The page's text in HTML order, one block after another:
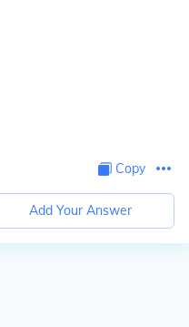
Copy
Add Your Answer